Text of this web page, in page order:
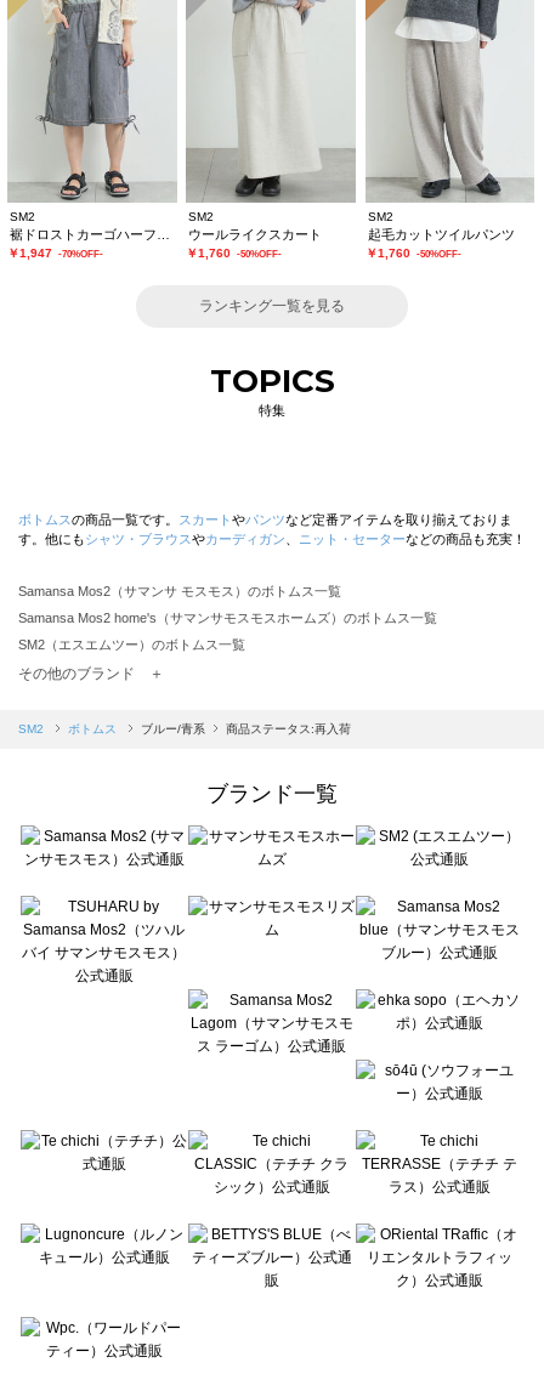
SM2
￥1,947 -70%OFF-
SM2
ウールライクスカート
￥1,760 -50%OFF-
SM2
起毛カットツイルパンツ
￥1,760 -50%OFF-
ランキング一覧を見る
TOPICS
特集
ボトムスの商品一覧です。 スカート やパンツなど定番アイテムを取り揃えておりま
す。他にもシャツ・ブラウスやカーディガン ニット・セーターなどの商品も充実！
Samansa Mos2（サマンサ モスモス）のボトムス一覧
Samansa Mos2 home's（サマンサモスモスホームズ）のボトムス一覧
SM2（エスエムツー）のボトムス一覧
TSUHARU by Samansa Mos2（ツハルバイサマンサモスモス）のボトムス一覧
Samansa Mos2 blue（サマンサモスモス ブルー）のボトムス一覧
sō4ū（ソウフォーユー）のボトムス一覧
Te chichi（テチチ）のボトムス一覧
Te chichi CLASSIC（テチチ クラシック）のボトムス一覧
Lugnoncure（ルノンキュール）のボトムス一覧
BETTY'S BLUE（べティーズブルー）のボトムス一覧
Wpc.（ワールドパーティー）のボトムス一覧
その他のブランド ＋
SM2 ボトムス ブルー/青系 商品ステータス:再入荷
ブランド一覧